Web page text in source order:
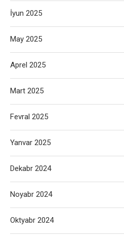
İyun 2025
May 2025
Aprel 2025
Mart 2025
Fevral 2025
Yanvar 2025
Dekabr 2024
Noyabr 2024
Oktyabr 2024